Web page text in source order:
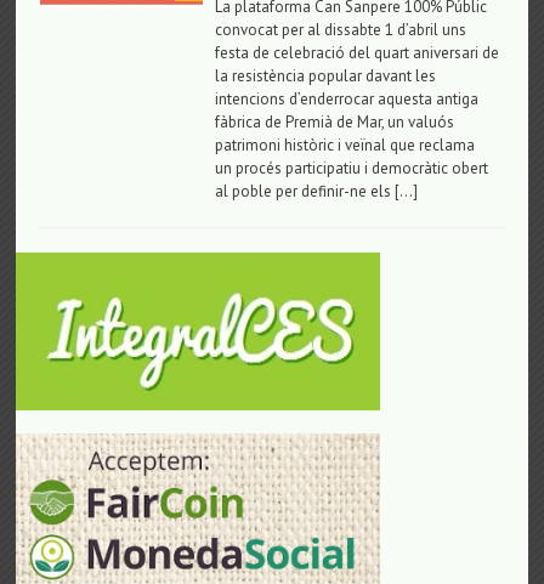
La plataforma Can Sanpere 100% Públic
convocat per al dissabte 1 d’abril uns
festa de celebració del quart aniversari de
la resistència popular davant les
intencions d’enderrocar aquesta antiga
fàbrica de Premià de Mar, un valuós
patrimoni històric i veïnal que reclama
un procés participatiu i democràtic obert
al poble per definir-ne els […]